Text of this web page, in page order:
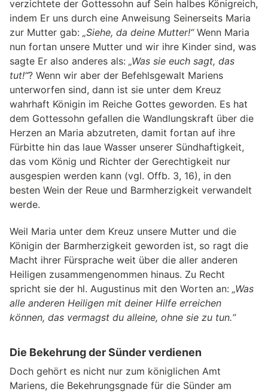
verzichtete der Gottessohn auf Sein halbes Königreich,
indem Er uns durch eine Anweisung Seinerseits Maria
zur Mutter gab: „Siehe, da deine Mutter!“Wenn Maria
nun fortan unsere Mutter und wir ihre Kinder sind, was
sagte Er also anderes als: „Was sie euch sagt, das
tut!“? Wenn wir aber der Befehlsgewalt Mariens
unterworfen sind, dann ist sie unter dem Kreuz
wahrhaft Königin im Reiche Gottes geworden. Es hat
dem Gottessohn gefallen die Wandlungskraft über die
Herzen an Maria abzutreten, damit fortan auf ihre
Fürbitte hin das laue Wasser unserer Sündhaftigkeit,
das vom König und Richter der Gerechtigkeit nur
ausgespien werden kann (vgl. Offb. 3, 16), in den
besten Wein der Reue und Barmherzigkeit verwandelt
werde.
Weil Maria unter dem Kreuz unsere Mutter und die
Königin der Barmherzigkeit geworden ist, so ragt die
Macht ihrer Fürsprache weit über die aller anderen
Heiligen zusammengenommen hinaus. Zu Recht
spricht sie der hl. Augustinus mit den Worten an: „Was
alle anderen Heiligen mit deiner Hilfe erreichen
können, das vermagst du alleine, ohne sie zu tun.“
Die Bekehrung der Sünder verdienen
Doch gehört es nicht nur zum königlichen Amt
Mariens, die Bekehrungsgnade für die Sünder am